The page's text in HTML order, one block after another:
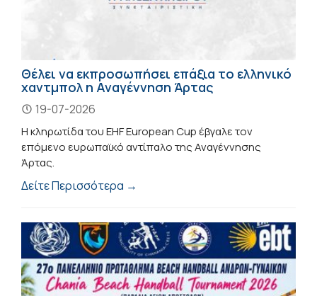
Θέλει να εκπροσωπήσει επάξια το ελληνικό
χαντμπολ η Αναγέννηση Άρτας
19-07-2026
Η κληρωτίδα του EHF European Cup έβγαλε τον
επόμενο ευρωπαϊκό αντίπαλο της Αναγέννησης
Άρτας.
Δείτε Περισσότερα →